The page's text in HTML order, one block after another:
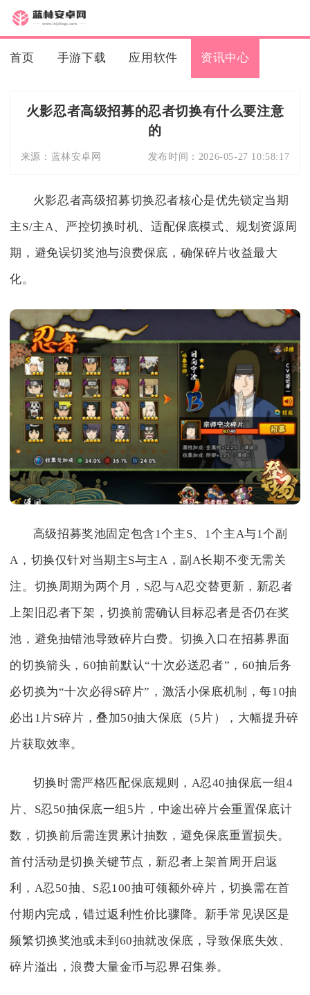
首页 手游下载 应用软件 资讯中心
火影忍者高级招募的忍者切换有什么要注意
的
来源： 蓝林安卓网 发布时间： 2026-05-27 10:58:17
火影忍者高级招募切换忍者核心是优先锁定当期
主S/主A、严控切换时机、适配保底模式、规划资源周
期，避免误切奖池与浪费保底，确保碎片收益最大
化。
高级招募奖池固定包含1个主S、1个主A与1个副
A，切换仅针对当期主S与主A，副A长期不变无需关
注。切换周期为两个月，S忍与A忍交替更新，新忍者
上架旧忍者下架，切换前需确认目标忍者是否仍在奖
池，避免抽错池导致碎片白费。切换入口在招募界面
的切换箭头，60抽前默认“十次必送忍者”，60抽后务
必切换为“十次必得S碎片”，激活小保底机制，每10抽
必出1片S碎片，叠加50抽大保底（5片），大幅提升碎
片获取效率。
切换时需严格匹配保底规则，A忍40抽保底一组4
片、S忍50抽保底一组5片，中途出碎片会重置保底计
数，切换前后需连贯累计抽数，避免保底重置损失。
首付活动是切换关键节点，新忍者上架首周开启返
利，A忍50抽、S忍100抽可领额外碎片，切换需在首
付期内完成，错过返利性价比骤降。新手常见误区是
频繁切换奖池或未到60抽就改保底，导致保底失效、
碎片溢出，浪费大量金币与忍界召集券。